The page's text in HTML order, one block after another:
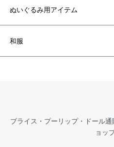
ぬいぐるみ用アイテム
和服
ブライス・プーリップ・ドール
ョッ